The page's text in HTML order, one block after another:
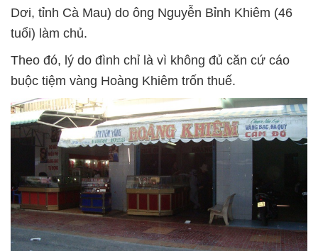
Dơi, tỉnh Cà Mau) do ông Nguyễn Bỉnh Khiêm (46
tuổi) làm chủ.
Theo đó, lý do đình chỉ là vì không đủ căn cứ cáo
buộc tiệm vàng Hoàng Khiêm trốn thuế.